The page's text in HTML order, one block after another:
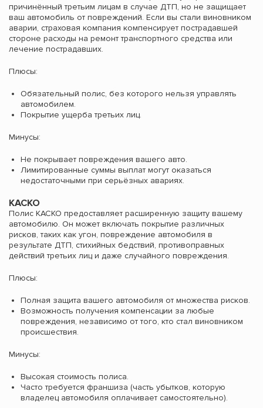
причинённый третьим лицам в случае ДТП, но не защищает
ваш автомобиль от повреждений. Если вы стали виновником
аварии, страховая компания компенсирует пострадавшей
стороне расходы на ремонт транспортного средства или
лечение пострадавших.
Плюсы:
Обязательный полис, без которого нельзя управлять
автомобилем.
Покрытие ущерба третьих лиц.
Минусы:
Не покрывает повреждения вашего авто.
Лимитированные суммы выплат могут оказаться
недостаточными при серьёзных авариях.
КАСКО
Полис КАСКО предоставляет расширенную защиту вашему
автомобилю. Он может включать покрытие различных
рисков, таких как угон, повреждение автомобиля в
результате ДТП, стихийных бедствий, противоправных
действий третьих лиц и даже случайного повреждения.
Плюсы:
Полная защита вашего автомобиля от множества рисков.
Возможность получения компенсации за любые
повреждения, независимо от того, кто стал виновником
происшествия.
Минусы:
Высокая стоимость полиса.
Часто требуется франшиза (часть убытков, которую
владелец автомобиля оплачивает самостоятельно).